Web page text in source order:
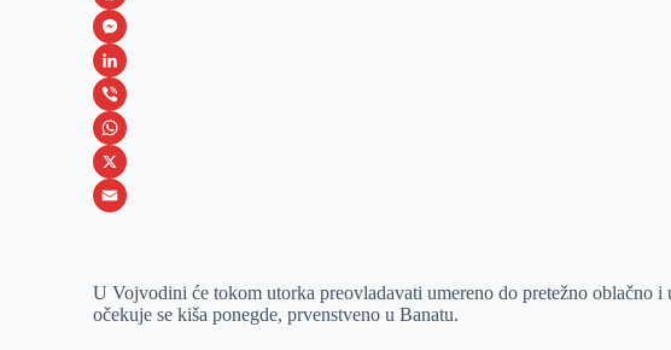
F
a
c
e
b
o
M
e
s
s
e
e
L
i
n
k
I
V
i
b
W
h
s
X
a
U Vojvodini će tokom utorka preovladavati umereno do pretežno oblačno
očekuje se kiša ponegde, prvenstveno u Banatu.